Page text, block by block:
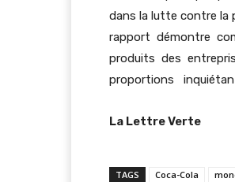
dans la lutte contre la
rapport démontre
produits des
proportions
La Lettre Verte
TAGS Coca-Cola